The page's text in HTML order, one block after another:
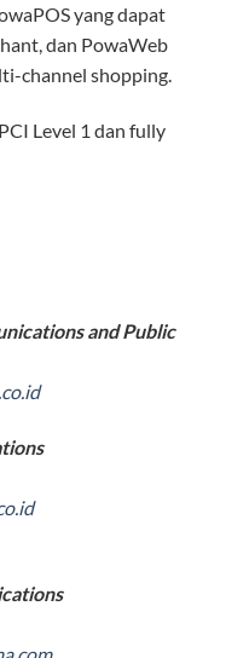
yang dapat
dan PowaWeb
channel shopping.
Level 1 dan fully
and Public